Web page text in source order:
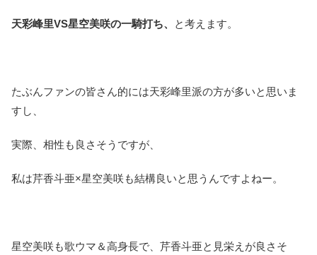
天彩峰里VS星空美咲の一騎打ち、 と考えます。
たぶんファンの皆さん的には天彩峰里派の方が多いと思いま
すし、
実際、相性も良さそうですが、
私は芹香斗亜×星空美咲も結構良いと思うんですよねー。
星空美咲も歌ウマ＆高身長で、芹香斗亜と見栄えが良さそ